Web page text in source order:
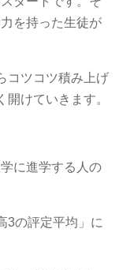
を持った生徒が
コツコツ積み上げ
けていきます。
に進学する人の
3の評定平均」に